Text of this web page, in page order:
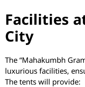
Facilities
City
The “Mahakumbh
luxurious facilities,
The tents will provide: